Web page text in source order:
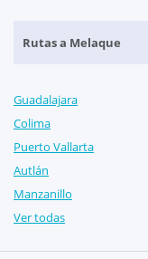
Rutas a Melaque
Guadalajara
Colima
Puerto Vallarta
Autlán
Manzanillo
Ver todas